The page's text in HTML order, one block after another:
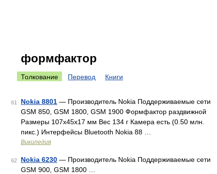
формфактор
Толкование Перевод Книги
61 Nokia 8801 — Производитель Nokia Поддерживаемые сети
GSM 850, GSM 1800, GSM 1900 Формфактор раздвижной
Размеры 107x45x17 мм Вес 134 г Камера есть (0.50 млн.
пикс.) Интерфейсы Bluetooth Nokia 88 …
Википедия
62 Nokia 6230 — Производитель Nokia Поддерживаемые сети
GSM 900, GSM 1800 …